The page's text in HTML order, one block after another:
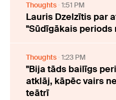
Thoughts 1:51 PM
Lauris Dzelzītis par
"Sūdīgākais periods
Thoughts 1:23 PM
"Bija tāds bailīgs
atklāj, kāpēc vairs
teātrī